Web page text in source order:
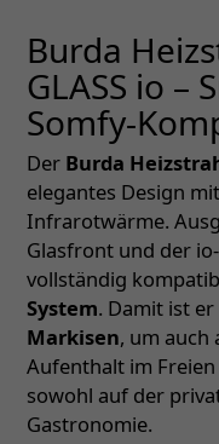
Burda
GLASS io –
Somfy-
Der Burda
elegantes Design
Infrarotwärme.
Glasfront und der
vollständig
System. Damit ist
Markisen, um auch
Aufenthalt im
sowohl auf der
Gastronomie.